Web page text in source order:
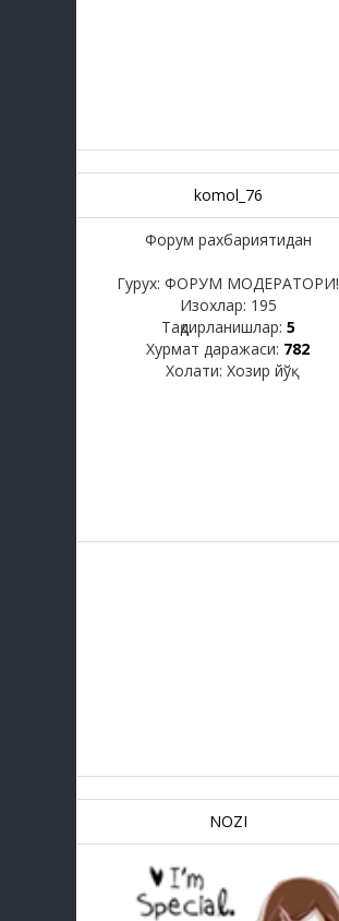
komol_76
Форум рахбариятидан
Гурух: ФОРУМ МОДЕРАТОРИ!
Изохлар: 195
Тақдирланишлар: 5
Хурмат даражаси: 782
Холати: Хозир йўқ
NOZI